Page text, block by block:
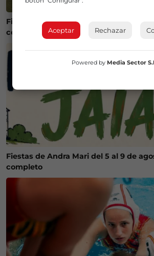
Fiestas de Maruri-Jatabe del 6 al 10
completo
Fiestas de Andra Mari del 5 al 9 de
completo
Aceptar Rechazar
Powered by Media Sector